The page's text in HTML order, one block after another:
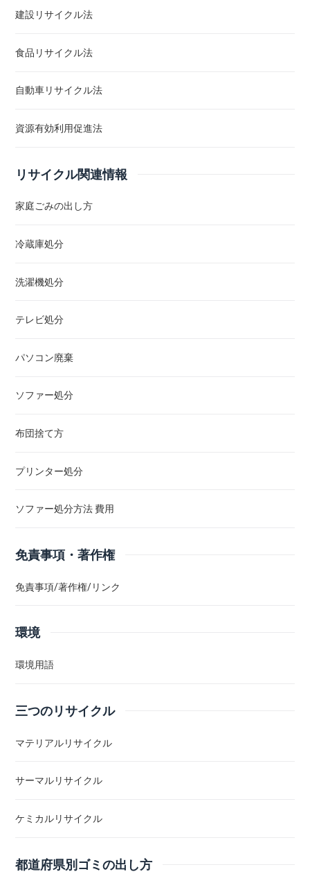
建設リサイクル法
食品リサイクル法
自動車リサイクル法
資源有効利用促進法
リサイクル関連情報
家庭ごみの出し方
冷蔵庫処分
洗濯機処分
テレビ処分
パソコン廃棄
ソファー処分
布団捨て方
プリンター処分
ソファー処分方法 費用
免責事項・著作権
免責事項/著作権/リンク
環境
環境用語
三つのリサイクル
マテリアルリサイクル
サーマルリサイクル
ケミカルリサイクル
都道府県別ゴミの出し方